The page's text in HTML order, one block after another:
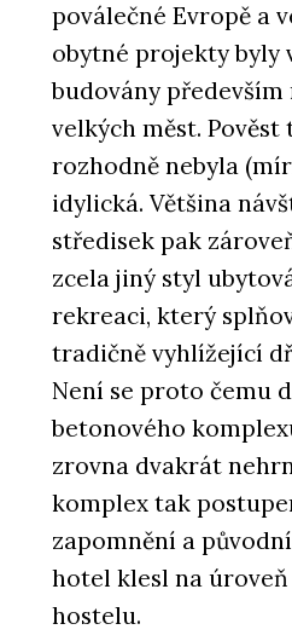
poválečné Evropě a
obytné projekty byly
budovány
velkých měst.
rozhodně nebyla
idylická. Většina
středisek pak
zcela jiný styl
rekreaci, který
tradičně vyhlížející
Není se proto čemu
betonového
zrovna dvakrát
komplex tak
zapomnění a
hotel klesl na
hostelu.